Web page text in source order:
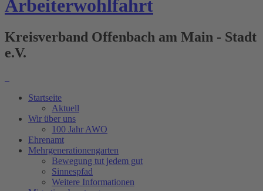
Arbeiterwohlfahrt
Kreisverband Offenbach am Main - Stadt
e.V.
Startseite
Aktuell
Wir über uns
100 Jahr AWO
Ehrenamt
Mehrgenerationengarten
Bewegung tut jedem gut
Sinnespfad
Weitere Informationen